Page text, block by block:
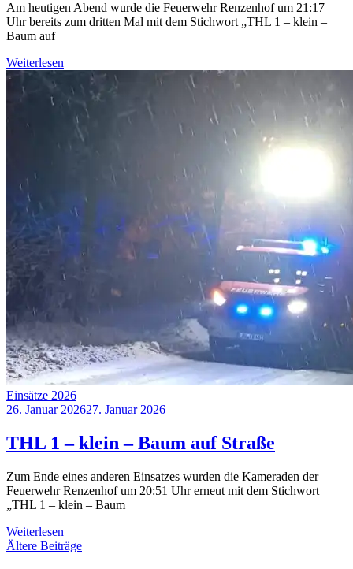
Am heutigen Abend wurde die Feuerwehr Renzenhof um 21:17
Uhr bereits zum dritten Mal mit dem Stichwort „THL 1 – klein –
Baum auf
Weiterlesen
Einsätze 2026
26. Januar 202627. Januar 2026
THL 1 – klein – Baum auf Straße
Zum Ende eines anderen Einsatzes wurden die Kameraden der
Feuerwehr Renzenhof um 20:51 Uhr erneut mit dem Stichwort
„THL 1 – klein – Baum
Weiterlesen
Beitragsnavigation
Ältere Beiträge